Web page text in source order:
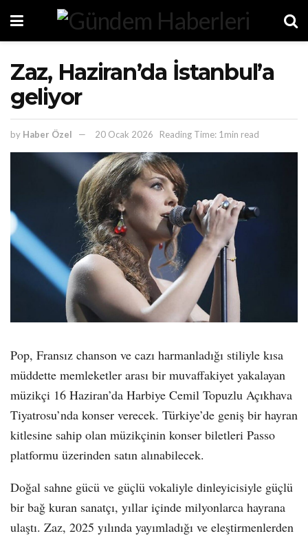
Zaz, Haziran’da İstanbul’a
geliyor
by Haber Özel 20 Ocak 2026 Reading Time: 1min read
Pop, Fransız chanson ve cazı harmanladığı stiliyle kısa
müddette memleketler arası bir muvaffakiyet yakalayan
müzikçi 16 Haziran’da Harbiye Cemil Topuzlu Açıkhava
Tiyatrosu’nda konser verecek. Türkiye’de geniş bir hayran
kitlesine sahip olan müzikçinin konser biletleri Passo
platformu üzerinden satın alınabilecek.
Doğal sahne gücü ve güçlü vokaliyle dinleyicisiyle güçlü
bir bağ kuran sanatçı, yıllar içinde milyonlarca hayrana
ulaştı. Zaz, 2025 yılında yayımladığı ve eleştirmenlerden